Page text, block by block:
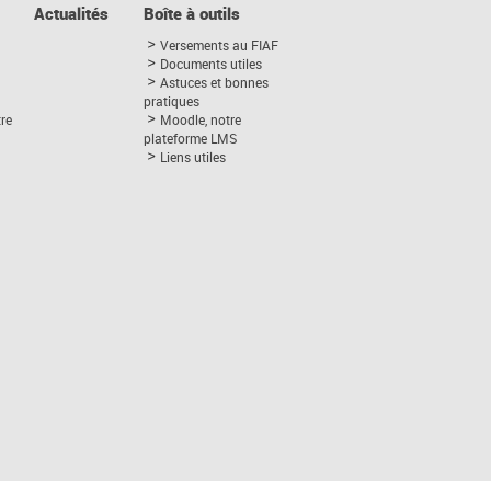
Actualités Boîte à outils
Versements au FIAF
Documents utiles
Astuces et bonnes
pratiques
Moodle, notre
plateforme LMS
Liens utiles